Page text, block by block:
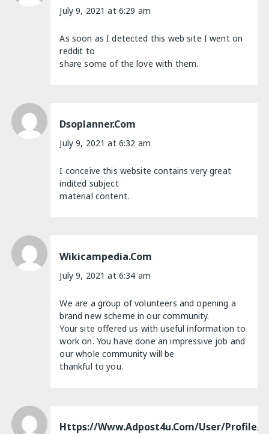
July 9, 2021 at 6:29 am
As soon as I detected this web site I went on
reddit to
share some of the love with them.
Dsoplanner.com
July 9, 2021 at 6:32 am
I conceive this website contains very great
indited subject
material content.
Wikicampedia.com
July 9, 2021 at 6:34 am
We are a group of volunteers and opening a
brand new scheme in our community.
Your site offered us with useful information to
work on. You have done an impressive job and
our whole community will be
thankful to you.
Https://www.adpost4u.com/user/profile/